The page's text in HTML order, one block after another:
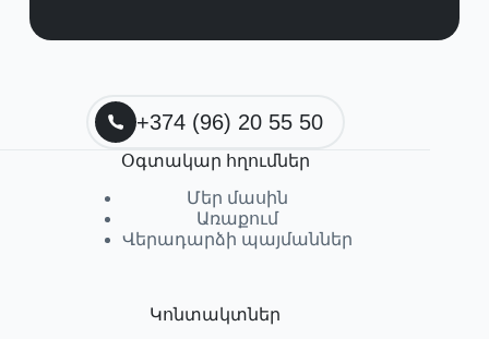
+374 (96) 20 55 50
Օգտակար հղումներ
Մեր մասին
Առաքում
Վերադարձի պայմաններ
Կոնտակտներ